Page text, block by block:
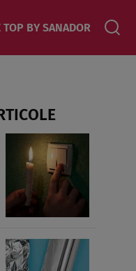
BY SANADOR